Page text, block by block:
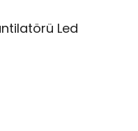
Led